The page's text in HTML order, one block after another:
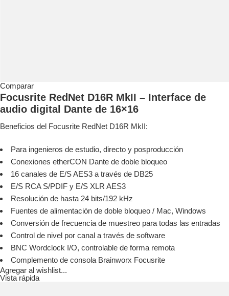
Comparar
Focusrite RedNet D16R MkII – Interface de
audio digital Dante de 16×16
Beneficios del Focusrite RedNet D16R MkII:
Para ingenieros de estudio, directo y posproducción
Conexiones etherCON Dante de doble bloqueo
16 canales de E/S AES3 a través de DB25
E/S RCA S/PDIF y E/S XLR AES3
Resolución de hasta 24 bits/192 kHz
Fuentes de alimentación de doble bloqueo / Mac, Windows
Conversión de frecuencia de muestreo para todas las entradas
Control de nivel por canal a través de software
BNC Wordclock I/O, controlable de forma remota
Complemento de consola Brainworx Focusrite
Agregar al wishlist...
Vista rápida